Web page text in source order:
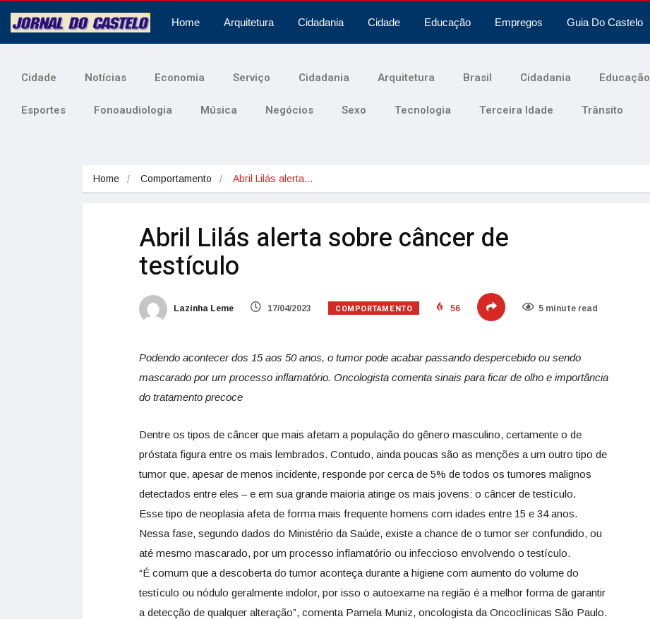
Home Arquitetura Cidadania Cidade Educação Empregos Guia Do Castelo
Cidade Notícias Economia Serviço Cidadania Arquitetura Brasil Cidadania Educação
Esportes Fonoaudiologia Música Negócios Sexo Tecnologia Terceira Idade Trânsito
Home Comportamento Abril Lilás alerta…
Abril Lilás alerta sobre câncer de
testículo
Lazinha Leme 17/04/2023 COMPORTAMENTO 56 5 minute read
Podendo acontecer dos 15 aos 50 anos, o tumor pode acabar passando despercebido ou sendo
mascarado por um processo inflamatório. Oncologista comenta sinais para ficar de olho e importância
do tratamento precoce
Dentre os tipos de câncer que mais afetam a população do gênero masculino, certamente o de
próstata figura entre os mais lembrados. Contudo, ainda poucas são as menções a um outro tipo de
tumor que, apesar de menos incidente, responde por cerca de 5% de todos os tumores malignos
detectados entre eles – e em sua grande maioria atinge os mais jovens: o câncer de testículo.
Esse tipo de neoplasia afeta de forma mais frequente homens com idades entre 15 e 34 anos.
Nessa fase, segundo dados do Ministério da Saúde, existe a chance de o tumor ser confundido, ou
até mesmo mascarado, por um processo inflamatório ou infeccioso envolvendo o testículo.
“É comum que a descoberta do tumor aconteça durante a higiene com aumento do volume do
testículo ou nódulo geralmente indolor, por isso o autoexame na região é a melhor forma de garantir
a detecção de qualquer alteração”, comenta Pamela Muniz, oncologista da Oncoclínicas São Paulo.